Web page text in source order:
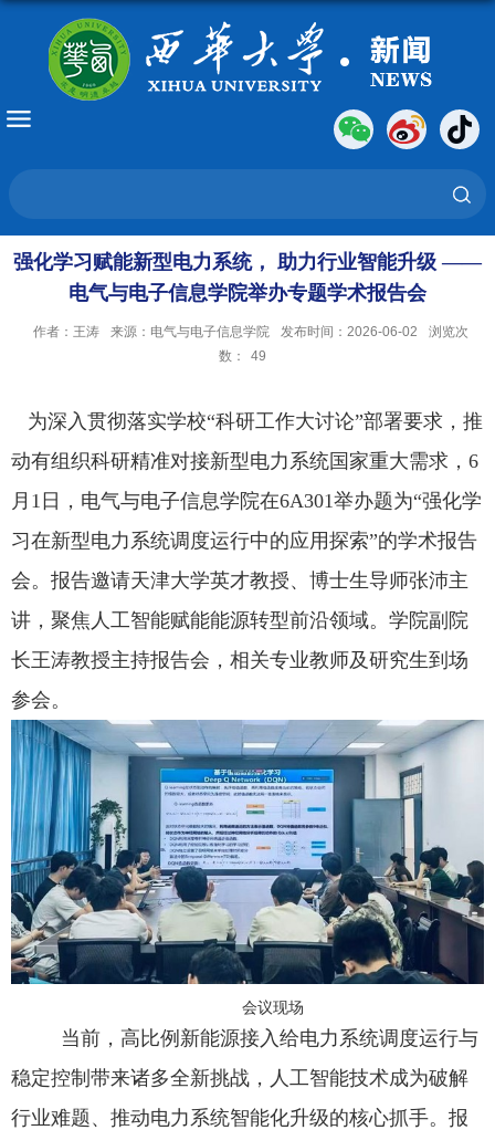
强化学习赋能新型电力系统， 助力行业智能升级 ——
电气与电子信息学院举办专题学术报告会
作者：王涛 来源：电气与电子信息学院 发布时间：2026-06-02
浏览次
数：
49
为深入贯彻落实学校“科研工作大讨论”部署要求，推
动有组织科研精准对接新型电力系统国家重大需求， 6
月 1 日，电气与电子信息学院在6A301举办题为“强化学
习在新型电力系统调度运行中的应用探索”的学术报告
会。报告邀请天津大学英才教授、博士生导师张沛主
讲，聚焦人工智能赋能能源转型前沿领域。学院副院
长王涛教授主持报告会，相关专业教师及研究生到场
参会。
会议现场
当前，高比例新能源接入给电力系统调度运行与
稳定控制带来诸多全新挑战，人工智能技术成为破解
行业难题、推动电力系统智能化升级的核心抓手。报